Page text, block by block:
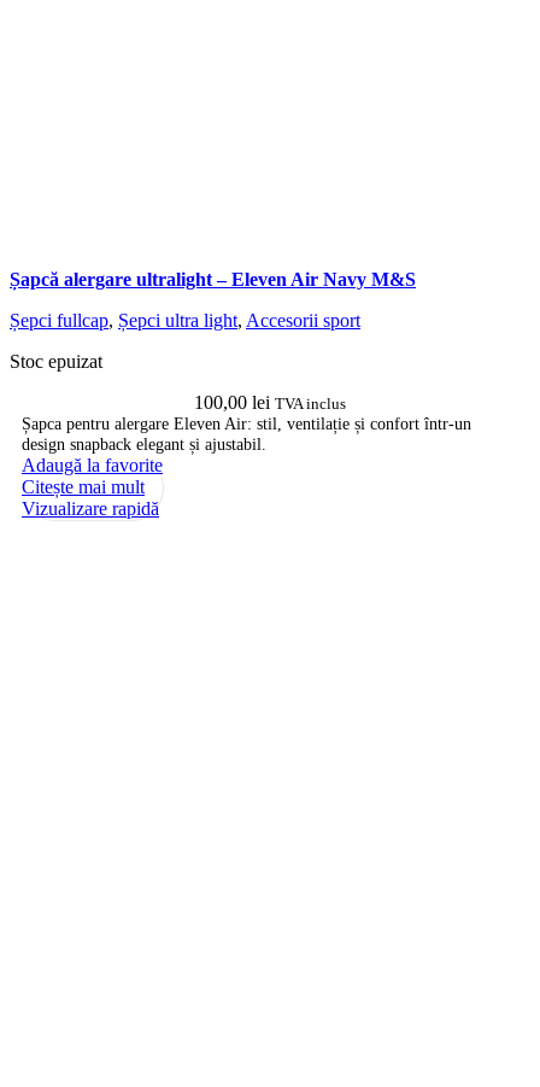
Șapcă alergare ultralight – Eleven Air Navy M&S
Șepci fullcap, Șepci ultra light, Accesorii sport
Stoc epuizat
100,00 lei TVA inclus
Șapca pentru alergare Eleven Air: stil, ventilație și confort într-un
design snapback elegant și ajustabil.
Adaugă la favorite
Citește mai mult
Vizualizare rapidă